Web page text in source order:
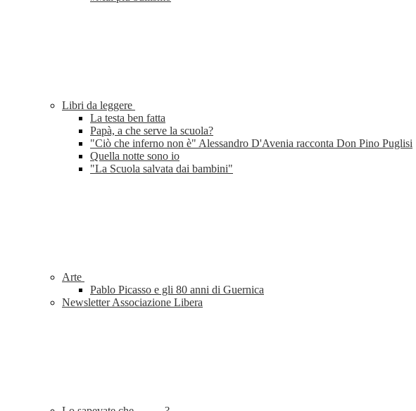
Libri da leggere
La testa ben fatta
Papà, a che serve la scuola?
"Ciò che inferno non è" Alessandro D'Avenia racconta Don Pino Puglisi
Quella notte sono io
"La Scuola salvata dai bambini"
Arte
Pablo Picasso e gli 80 anni di Guernica
Newsletter Associazione Libera